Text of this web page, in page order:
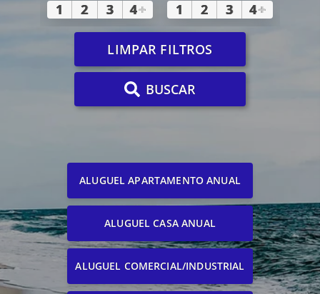
1 2 3 4+ 1 2 3 4+
LIMPAR FILTROS
BUSCAR
ALUGUEL APARTAMENTO ANUAL
ALUGUEL CASA ANUAL
ALUGUEL COMERCIAL/INDUSTRIAL